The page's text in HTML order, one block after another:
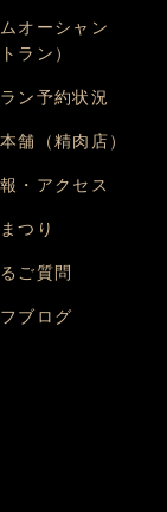
ムオーシャン
ラン）
ン予約状況
舗（精肉店）
・アクセス
つり
ご質問
ブログ